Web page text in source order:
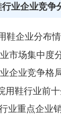
业企业竞争
鞋企业分布
市场集中度
企业竞争格
用鞋行业前
业重点企业